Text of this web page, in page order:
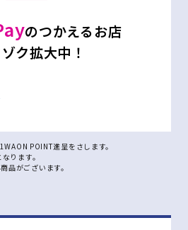
のつかえるお店
ク拡大中！
POINT進呈をさします。
ります。
品がございます。